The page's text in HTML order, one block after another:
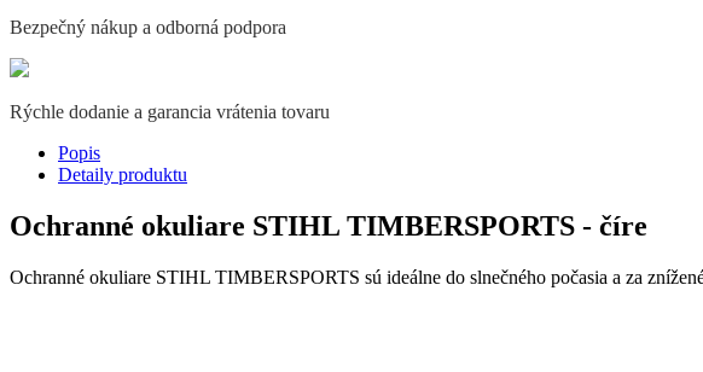
Bezpečný nákup a odborná podpora
Rýchle dodanie a garancia vrátenia tovaru
Popis
Detaily produktu
Ochranné okuliare STIHL TIMBERSPORTS - číre
Ochranné okuliare STIHL TIMBERSPORTS sú ideálne do slnečného počasia a za